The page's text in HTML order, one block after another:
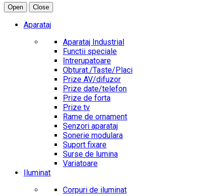
Open Close
Aparataj
Aparataj Industrial
Functii speciale
Intrerupatoare
Obturat./Taste/Placi
Prize AV/difuzor
Prize date/telefon
Prize de forta
Prize tv
Rame de ornament
Senzori aparataj
Sonerie modulara
Suport fixare
Surse de lumina
Variatoare
Iluminat
Corpuri de iluminat